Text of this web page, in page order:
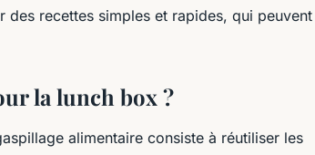
recettes simples et rapides, qui peuvent
la lunch box ?
alimentaire consiste à réutiliser les